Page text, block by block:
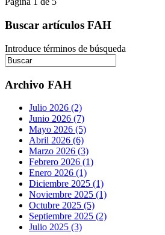
Buscar artículos FAH
Introduce términos de búsqueda
Archivo FAH
Julio 2026 (2)
Junio 2026 (7)
Mayo 2026 (5)
Abril 2026 (6)
Marzo 2026 (3)
Febrero 2026 (1)
Enero 2026 (1)
Diciembre 2025 (1)
Noviembre 2025 (1)
Octubre 2025 (5)
Septiembre 2025 (2)
Julio 2025 (3)